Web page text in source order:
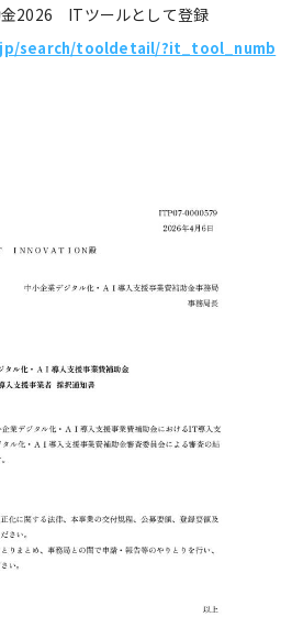
2026 ITツールとして登録
search/tooldetail/?it_tool_numb